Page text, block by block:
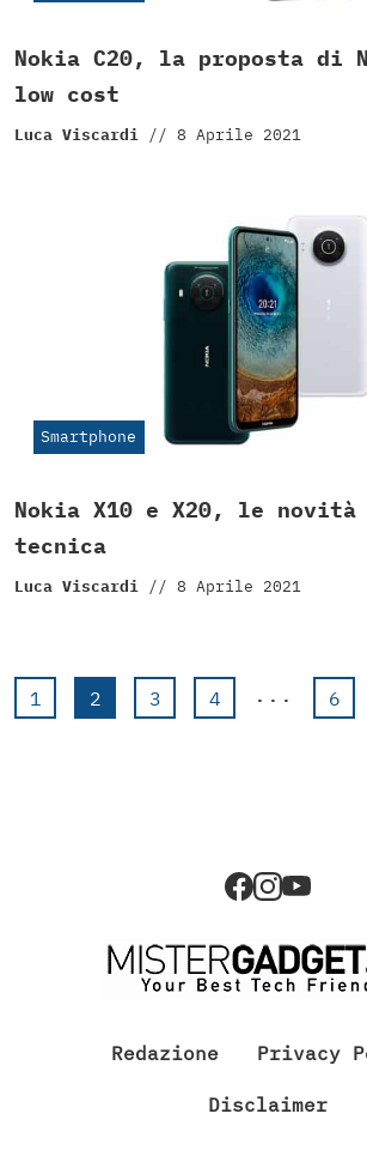
Nokia C20, la proposta di
low cost
Luca Viscardi // 8 Aprile 2021
Smartphone
Nokia X10 e X20, le novità
tecnica
Luca Viscardi // 8 Aprile 2021
1 2 3 4 ... 6
Redazione Privacy
Disclaimer